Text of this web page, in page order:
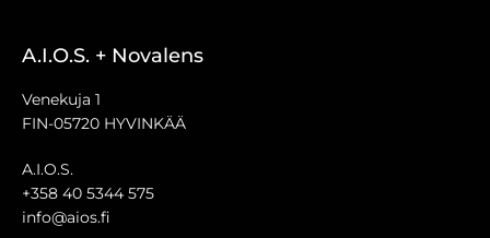
A.I.O.S. + Novalens
Venekuja 1
FIN-05720 HYVINKÄÄ
A.I.O.S.
+358 40 5344 575
info@aios.fi